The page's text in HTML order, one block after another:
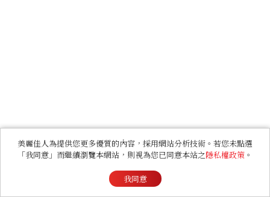
美麗佳人為提供您更多優質的內容，採用網站分析技術。若您未點選
「我同意」而繼續瀏覽本網站，則視為您已同意本站之隱私權政策 。
我同意